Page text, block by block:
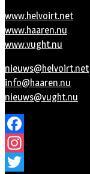
www.helvoirt.net
www.haaren.nu
www.vught.nu
nieuws@helvoirt.net
info@haaren.nu
nieuws@vught.nu
Facebook
Instagram